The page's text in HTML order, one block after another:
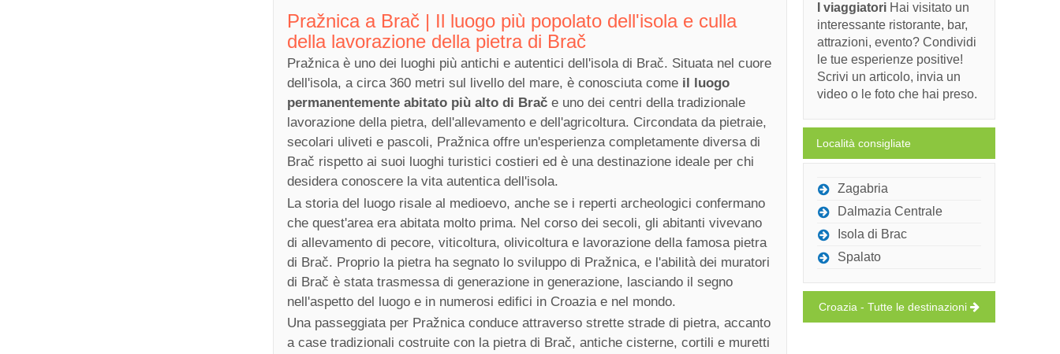
Pražnica a Brač | Il luogo più popolato dell'isola e culla
della lavorazione della pietra di Brač
Pražnica è uno dei luoghi più antichi e autentici dell'isola di Brač. Situata nel cuore
dell'isola, a circa 360 metri sul livello del mare, è conosciuta come il luogo
permanentemente abitato più alto di Brač e uno dei centri della tradizionale
lavorazione della pietra, dell'allevamento e dell'agricoltura. Circondata da pietraie,
secolari uliveti e pascoli, Pražnica offre un'esperienza completamente diversa di
Brač rispetto ai suoi luoghi turistici costieri ed è una destinazione ideale per chi
desidera conoscere la vita autentica dell'isola.
La storia del luogo risale al medioevo, anche se i reperti archeologici confermano
che quest'area era abitata molto prima. Nel corso dei secoli, gli abitanti vivevano
di allevamento di pecore, viticoltura, olivicoltura e lavorazione della famosa pietra
di Brač. Proprio la pietra ha segnato lo sviluppo di Pražnica, e l'abilità dei muratori
di Brač è stata trasmessa di generazione in generazione, lasciando il segno
nell'aspetto del luogo e in numerosi edifici in Croazia e nel mondo.
Una passeggiata per Pražnica conduce attraverso strette strade di pietra, accanto
a case tradizionali costruite con la pietra di Brač, antiche cisterne, cortili e muretti
I viaggiatori Hai visitato un
interessante ristorante, bar,
attrazioni, evento? Condividi
le tue esperienze positive!
Scrivi un articolo, invia un
video o le foto che hai preso.
Località consigliate
Zagabria
Dalmazia Centrale
Isola di Brac
Spalato
Croazia - Tutte le destinazioni